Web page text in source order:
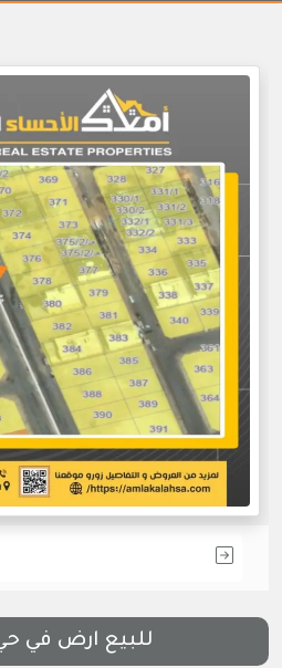
للبيع ارض في